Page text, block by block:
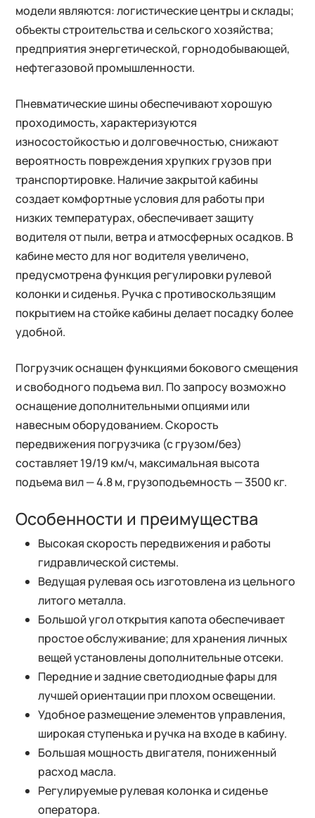
модели являются: логистические центры и склады;
объекты строительства и сельского хозяйства;
предприятия энергетической, горнодобывающей,
нефтегазовой промышленности.
Пневматические шины обеспечивают хорошую
проходимость, характеризуются
износостойкостью и долговечностью, снижают
вероятность повреждения хрупких грузов при
транспортировке. Наличие закрытой кабины
создает комфортные условия для работы при
низких температурах, обеспечивает защиту
водителя от пыли, ветра и атмосферных осадков. В
кабине место для ног водителя увеличено,
предусмотрена функция регулировки рулевой
колонки и сиденья. Ручка с противоскользящим
покрытием на стойке кабины делает посадку более
удобной.
Погрузчик оснащен функциями бокового смещения
и свободного подъема вил. По запросу возможно
оснащение дополнительными опциями или
навесным оборудованием. Скорость
передвижения погрузчика (с грузом/без)
составляет 19/19 км/ч, максимальная высота
подъема вил — 4.8 м, грузоподъемность — 3500 кг.
Особенности и преимущества
Высокая скорость передвижения и работы
гидравлической системы.
Ведущая рулевая ось изготовлена из цельного
литого металла.
Большой угол открытия капота обеспечивает
простое обслуживание; для хранения личных
вещей установлены дополнительные отсеки.
Передние и задние светодиодные фары для
лучшей ориентации при плохом освещении.
Удобное размещение элементов управления,
широкая ступенька и ручка на входе в кабину.
Большая мощность двигателя, пониженный
расход масла.
Регулируемые рулевая колонка и сиденье
оператора.